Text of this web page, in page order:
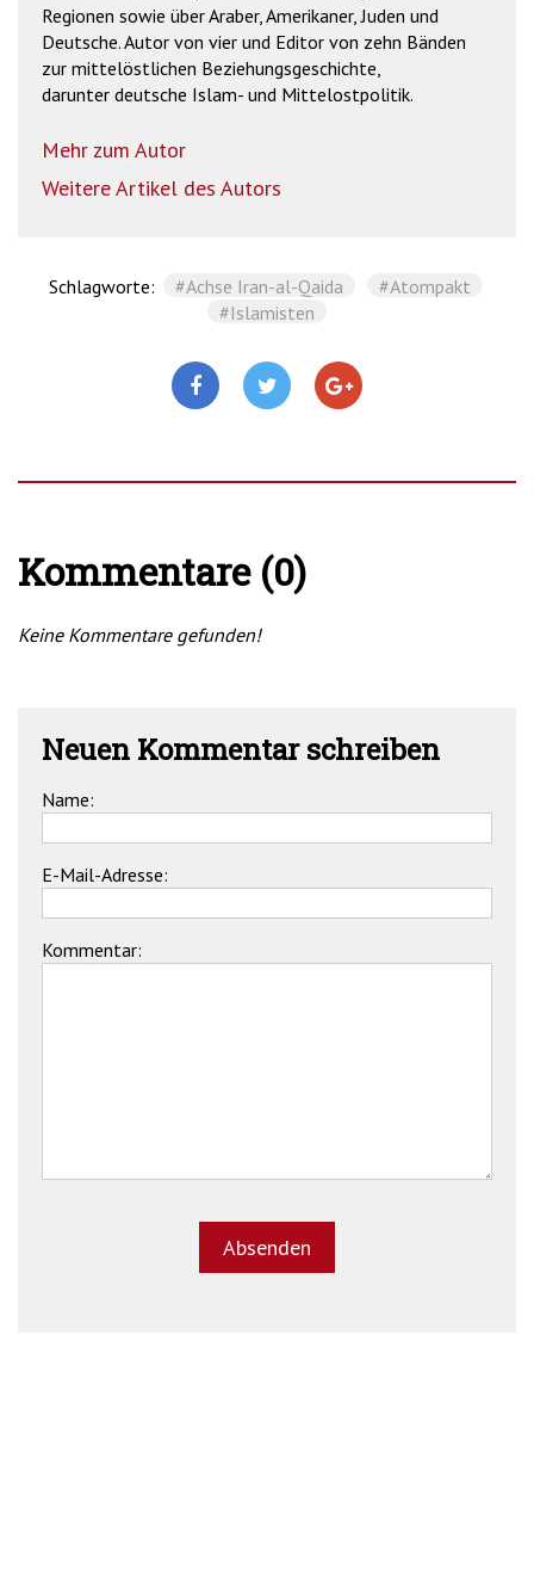
Regionen sowie über Araber, Amerikaner, Juden und
Deutsche. Autor von vier und Editor von zehn Bänden
zur mittelöstlichen Beziehungsgeschichte,
darunter deutsche Islam- und Mittelostpolitik.
Mehr zum Autor
Weitere Artikel des Autors
Schlagworte: #Achse Iran-al-Qaida
#Atompakt
#Islamisten
Kommentare (0)
Keine Kommentare gefunden!
Neuen Kommentar schreiben
Name:
E-Mail-Adresse:
Kommentar: